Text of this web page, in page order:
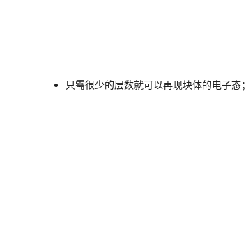
只需很少的层数就可以再现块体的电子态；